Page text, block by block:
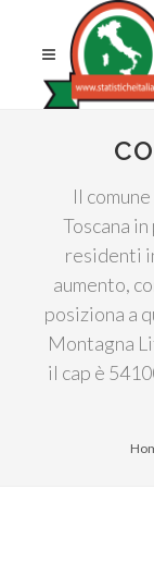
Il
Toscana
residenti
aumento,
posiziona a
Montagna
il cap è